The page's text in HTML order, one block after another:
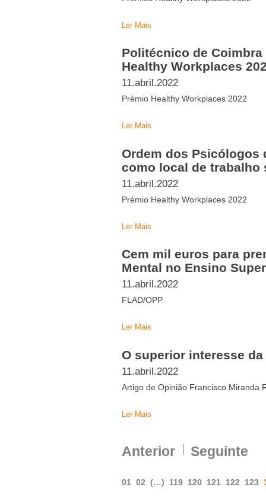
Ler Mais
Politécnico de
Healthy Workplaces
11.abril.2022
Prémio Healthy Workplaces 2022
Ler Mais
Ordem dos Psicólogos
como local de trabalho
11.abril.2022
Prémio Healthy Workplaces 2022
Ler Mais
Cem mil euros para
Mental no Ensino
11.abril.2022
FLAD/OPP
Ler Mais
O superior interesse
11.abril.2022
Artigo de Opinião Francisco Miranda
Ler Mais
Anterior Seguinte
01 02 (…) 119 120 121 122 123